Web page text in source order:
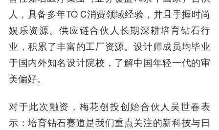
人，具备多年TO C消费领域经验，并且手握时尚
娱乐资源。供应链合伙人长期深耕培育钻石行
业，积累了丰富的工厂资源。设计师成员均毕业
于国内外知名设计院校，了解中国年轻一代的审
美偏好。
对于此次融资， 梅花创投创始合伙人吴世春表
示：培育钻石赛道是我们重点关注的新科技与日